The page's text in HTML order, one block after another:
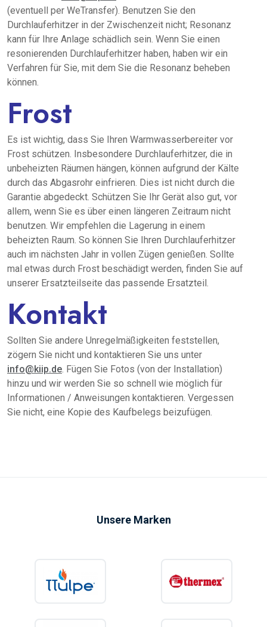
(eventuell per WeTransfer). Benutzen Sie den
Durchlauferhitzer in der Zwischenzeit nicht; Resonanz
kann für Ihre Anlage schädlich sein. Wenn Sie einen
resonierenden Durchlauferhitzer haben, haben wir ein
Verfahren für Sie, mit dem Sie die Resonanz beheben
können.
Frost
Es ist wichtig, dass Sie Ihren Warmwasserbereiter vor
Frost schützen. Insbesondere Durchlauferhitzer, die in
unbeheizten Räumen hängen, können aufgrund der Kälte
durch das Abgasrohr einfrieren. Dies ist nicht durch die
Garantie abgedeckt. Schützen Sie Ihr Gerät also gut, vor
allem, wenn Sie es über einen längeren Zeitraum nicht
benutzen. Wir empfehlen die Lagerung in einem
beheizten Raum. So können Sie Ihren Durchlauferhitzer
auch im nächsten Jahr in vollen Zügen genießen. Sollte
mal etwas durch Frost beschädigt werden, finden Sie auf
unserer Ersatzteilseite das passende Ersatzteil.
Kontakt
Sollten Sie andere Unregelmäßigkeiten feststellen,
zögern Sie nicht und kontaktieren Sie uns unter
info@kiip.de. Fügen Sie Fotos (von der Installation)
hinzu und wir werden Sie so schnell wie möglich für
Informationen / Anweisungen kontaktieren. Vergessen
Sie nicht, eine Kopie des Kaufbelegs beizufügen.
Unsere Marken